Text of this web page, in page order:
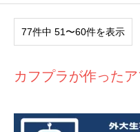
77件中 51〜60件を表示
カフプラが作ったア